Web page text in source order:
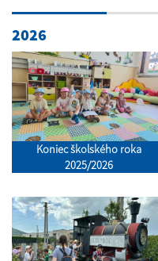
2026
Koniec školského roka
2025/2026